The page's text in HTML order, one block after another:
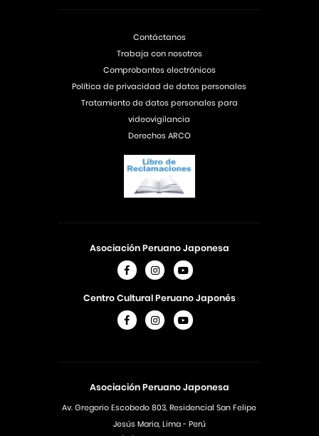
Asociación Peruano Japonesa
Av. Gregorio Escobedo 803, Residencial San Felipe
Jesús Maria, Lima - Perú
Asociación Peruano Japonesa
Centro Cultural Peruano Japonés
Contáctanos
Trabaja con nosotros
Comprobantes electrónicos
Política de privacidad de datos personales
Tratamiento de datos personales para
videovigilancia
Derechos ARCO